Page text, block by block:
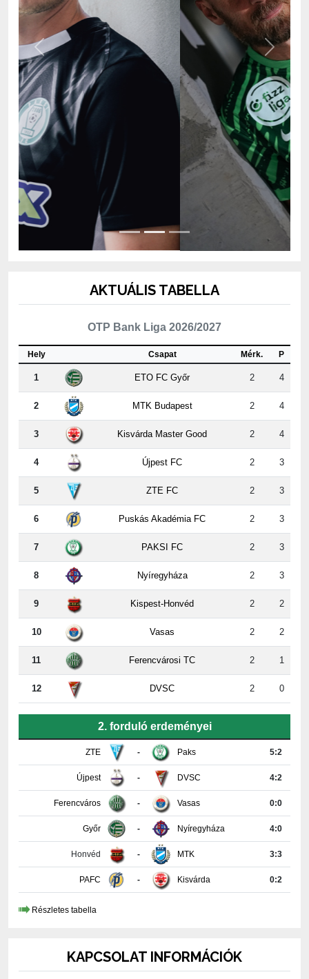
Previous Next
OTP Bank Liga 2026/2027
Csapat
1 ETO FC Győr 2 4
2 MTK Budapest 2 4
3 Kisvárda Master Good 2 4
4 Újpest FC 2 3
5 ZTE FC 2 3
6 Puskás Akadémia FC 2 3
7 PAKSI FC 2 3
8 Nyíregyháza 2 3
9 Kispest-Honvéd 2 2
10 Vasas 2 2
11 Ferencvárosi TC 2 1
12 DVSC 2 0
ZTE - Paks
Újpest DVSC 4:2
Ferencváros Vasas 0:0
Győr Nyíregyháza 4:0
Honvéd MTK 3:3
PAFC Kisvárda 0:2
Részletes tabella
PAKSI FUTBALL CLUB KFT.